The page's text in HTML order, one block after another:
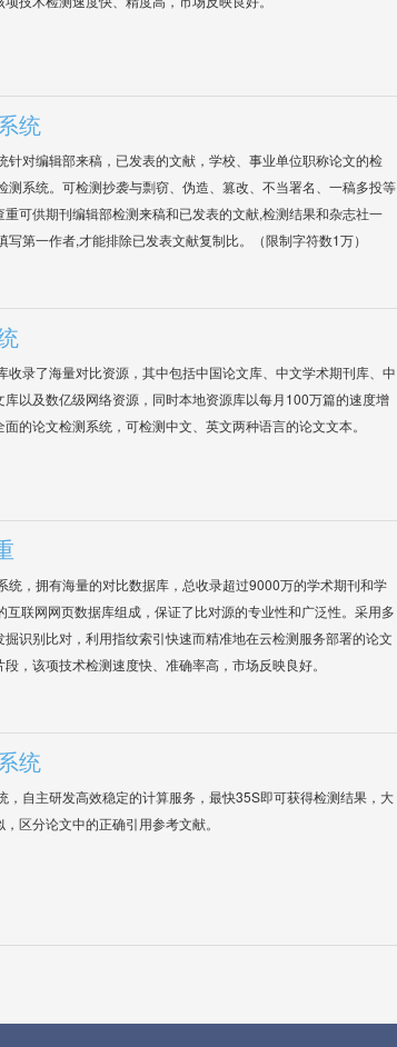
统
针对编辑部来稿，已发表的文献，学校、事业单位职称论文的检
测系统。可检测抄袭与剽窃、伪造、篡改、不当署名、一稿多投等
可供期刊编辑部检测来稿和已发表的文献,检测结果和杂志社一
第一作者,才能排除已发表文献复制比。（限制字符数1万）
收录了海量对比资源，其中包括中国论文库、中文学术期刊库、中
以及数亿级网络资源，同时本地资源库以每月100万篇的速度增
的论文检测系统，可检测中文、英文两种语言的论文文本。
统，拥有海量的对比数据库，总收录超过9000万的学术期刊和学
联网网页数据库组成，保证了比对源的专业性和广泛性。采用多
识别比对，利用指纹索引快速而精准地在云检测服务部署的论文
，该项技术检测速度快、准确率高，市场反映良好。
统
，自主研发高效稳定的计算服务，最快35S即可获得检测结果，大
区分论文中的正确引用参考文献。